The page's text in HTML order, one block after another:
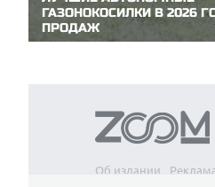
ГАЗОНОКОСИЛКИ В 2026
ПРОДАЖ
Аккумуляторные
ZOOM.CNews выбрала
модели автономных
которые...
Об издании